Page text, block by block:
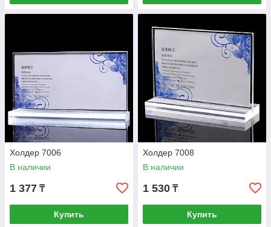
Холдер 7006
В наличии
1 377 ₸
Купить
Холдер 7008
В наличии
1 530 ₸
Купить